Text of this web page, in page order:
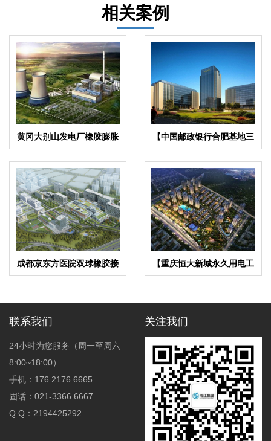
相关案例
黄冈大别山发电厂橡胶膨胀
节合同项目
【中国邮政银行合肥基地三
期】弹簧减震器合同
成都京东方医院双球橡胶接
头合同项目
【重庆恒大新城永久用电工
程】变压器减震器
联系我们
24小时为您服务（周一至周六
8:00~18:00）
手机：176 2176 6665
固话：021-3366 6667
Q Q：2194425292
关注我们